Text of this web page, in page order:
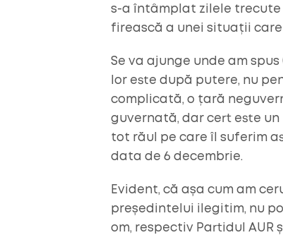
s-a întâmplat zilele trecute
firească a unei situații
Se va ajunge unde am
lor este după putere, nu
complicată, o țară
guvernată, dar cert este
tot răul pe care îl suferim
data de 6 decembrie.
Evident, că așa cum am
președintelui ilegitim, nu
om, respectiv Partidul AUR